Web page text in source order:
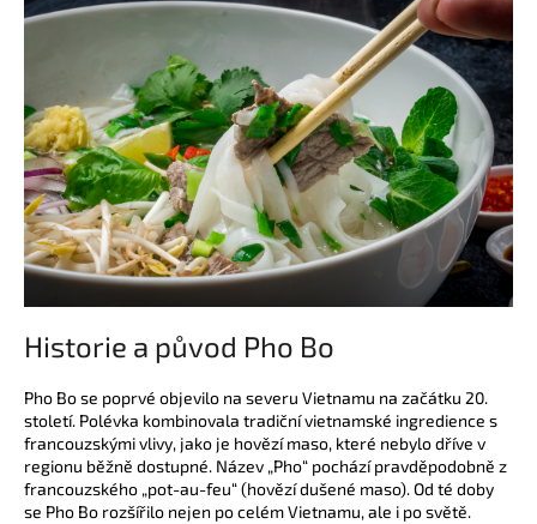
Historie a původ Pho Bo
Pho Bo se poprvé objevilo na severu Vietnamu na začátku 20.
století. Polévka kombinovala tradiční vietnamské ingredience s
francouzskými vlivy, jako je hovězí maso, které nebylo dříve v
regionu běžně dostupné. Název „Pho“ pochází pravděpodobně z
francouzského „pot-au-feu“ (hovězí dušené maso). Od té doby
se Pho Bo rozšířilo nejen po celém Vietnamu, ale i po světě.
1,19